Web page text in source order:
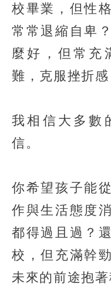
校畢業，但性
常常退縮自卑
麼好，但常充
難，克服挫折感
我相信大多數
信。
你希望孩子能
作與生活態度
都得過且過？
校，但充滿幹
未來的前途抱著